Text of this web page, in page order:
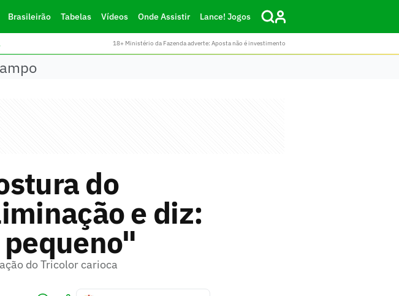
Brasileirão Tabelas Vídeos Onde Assistir Lance! Jogos
18+ Ministério da Fazenda adverte: Aposta não é investimento
do
e diz:
do Tricolor carioca